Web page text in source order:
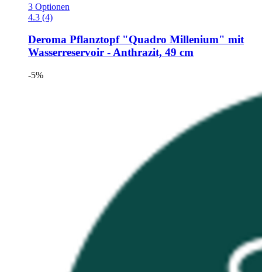
3 Optionen
4.3 (4)
Deroma Pflanztopf "Quadro Millenium" mit
Wasserreservoir -​ Anthrazit, 49 cm
-5%